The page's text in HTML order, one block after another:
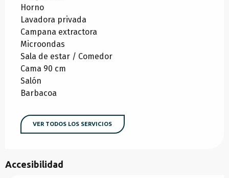
Horno
Lavadora privada
Campana extractora
Microondas
Sala de estar / Comedor
Cama 90 cm
Salón
Barbacoa
VER TODOS LOS SERVICIOS
Accesibilidad